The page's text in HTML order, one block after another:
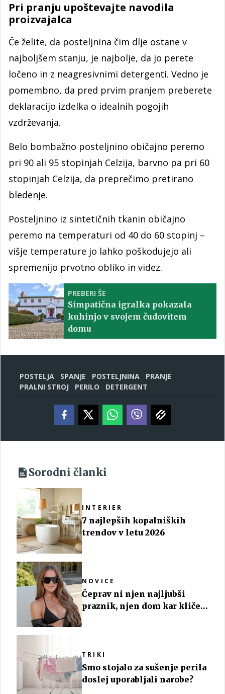
Pri pranju upoštevajte navodila
proizvajalca
Če želite, da posteljnina čim dlje ostane v
najboljšem stanju, je najbolje, da jo perete
ločeno in z neagresivnimi detergenti. Vedno je
pomembno, da pred prvim pranjem preberete
deklaracijo izdelka o idealnih pogojih
vzdrževanja.
Belo bombažno posteljnino običajno peremo
pri 90 ali 95 stopinjah Celzija, barvno pa pri 60
stopinjah Celzija, da preprečimo pretirano
bledenje.
Posteljnino iz sintetičnih tkanin običajno
peremo na temperaturi od 40 do 60 stopinj –
višje temperature jo lahko poškodujejo ali
spremenijo prvotno obliko in videz.
PREBERI ŠE
Simpatična igralka pokazala
kuhinjo v svojem čudovitem
domu
POSTELJA SPANJE POSTELJNINA
PRANJE
PRALNI STROJ
PERILO DETERGENT
Sorodni članki
INTERIER
7 najlepših kopalniških
trendov v letu 2026
NOVICE
Čeprav ni njen najljubši
praznik, njen dom kar kliče
TRIKI
Smo stojalo za sušenje perila
doslej uporabljali narobe?